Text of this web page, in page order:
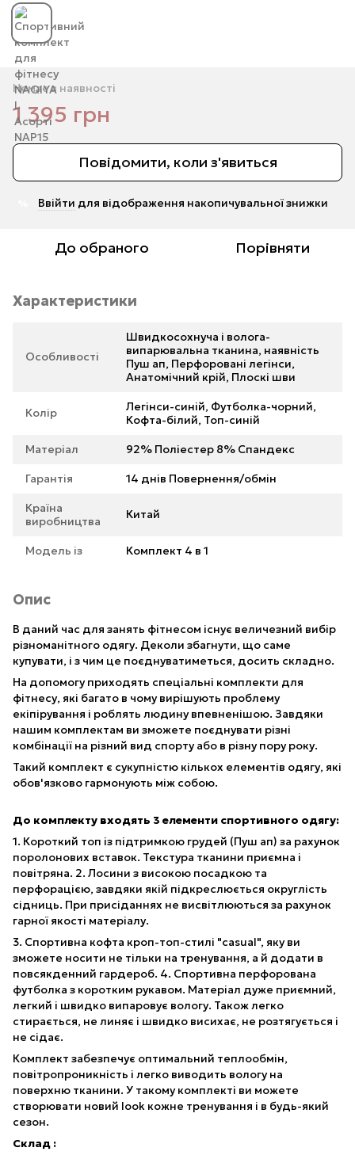
Немає в наявності
1 395 грн
Повідомити, коли з'явиться
Ввійти для відображення накопичувальної знижки
До обраного Порівняти
Характеристики
Особливості
Швидкосохнуча і волога-
випарювальна тканина, наявність
Пуш ап, Перфоровані легінси,
Анатомічний крій, Плоскі шви
Колір
Легінси-синій, Футболка-чорний,
Кофта-білий, Топ-синій
Матеріал 92% Поліестер 8% Спандекс
Гарантія 14 днів Повернення/обмін
Країна
виробництва
Китай
Модель із Комплект 4 в 1
Опис
В даний час для занять фітнесом існує величезний вибір
різноманітного одягу. Деколи збагнути, що саме
купувати, і з чим це поєднуватиметься, досить складно.
На допомогу приходять спеціальні комплекти для
фітнесу, які багато в чому вирішують проблему
екіпірування і роблять людину впевненішою. Завдяки
нашим комплектам ви зможете поєднувати різні
комбінації на різний вид спорту або в різну пору року.
Такий комплект є сукупністю кількох елементів одягу, які
обов'язково гармонують між собою.
До комплекту входять 3 елементи спортивного одягу:
1. Короткий топ із підтримкою грудей (Пуш ап) за рахунок
поролонових вставок. Текстура тканини приємна і
повітряна. 2. Лосини з високою посадкою та
перфорацією, завдяки якій підкреслюється округлість
сідниць. При присіданнях не висвітлюються за рахунок
гарної якості матеріалу.
3. Спортивна кофта кроп-топ-стилі "casual", яку ви
зможете носити не тільки на тренування, а й додати в
повсякденний гардероб. 4. Спортивна перфорована
футболка з коротким рукавом. Матеріал дуже приємний,
легкий і швидко випаровує вологу. Також легко
стирається, не линяє і швидко висихає, не розтягується і
не сідає.
Комплект забезпечує оптимальний теплообмін,
повітропроникність і легко виводить вологу на
поверхню тканини. У такому комплекті ви можете
створювати новий look кожне тренування і в будь-який
сезон.
Склад :